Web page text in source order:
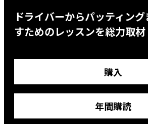
ドライバーからパッティン
すためのレッスンを総力取材
購入
年間購読